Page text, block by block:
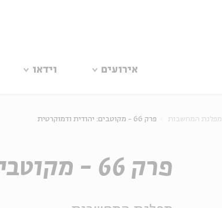
אירועים וידאו
מפלגת המחשבות פרק 66 - מקוטבים: יהודית ודמוקרטית
פרק 66 - מקוטבים: יהודית ודמוקרטית